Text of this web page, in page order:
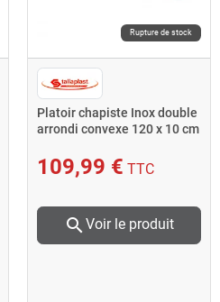
Rupture de stock
Platoir chapiste Inox double
arrondi convexe 120 x 10 cm
109,99 € TTC
search Voir le produit